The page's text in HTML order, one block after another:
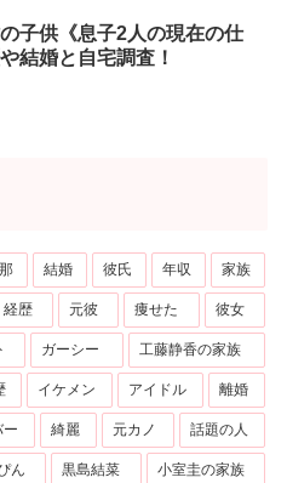
子供《息子2人の現在の仕
結婚と自宅調査！
結婚 彼氏 年収 家族
経歴 元彼 痩せた 彼女
ガーシー 工藤静香の家族
イケメン アイドル 離婚
ー 綺麗 元カノ 話題の人
ん 黒島結菜 小室圭の家族